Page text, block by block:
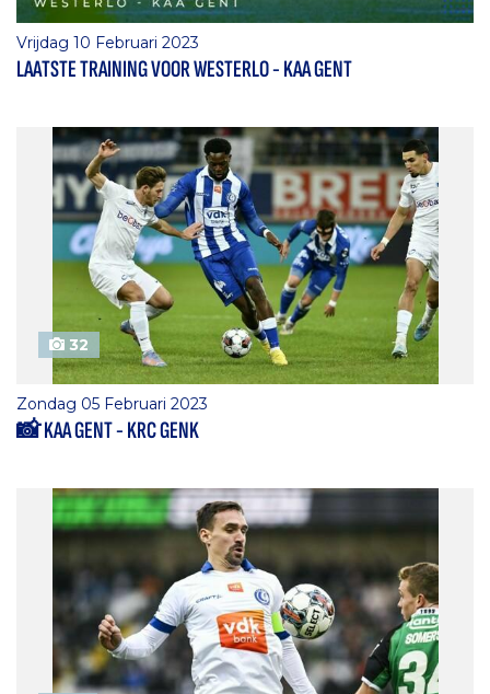
Vrijdag 10 Februari 2023
LAATSTE TRAINING VOOR WESTERLO - KAA GENT
32
Zondag 05 Februari 2023
📸 KAA GENT - KRC GENK